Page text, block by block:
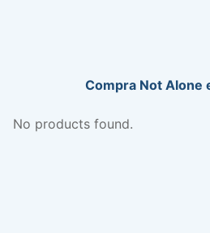
Compra Not Alone
No products found.